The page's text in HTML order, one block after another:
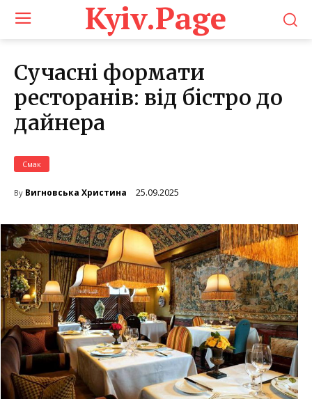
Kyiv.Page
Сучасні формати
ресторанів: від бістро до
дайнера
Смак
By Вигновська Христина 25.09.2025